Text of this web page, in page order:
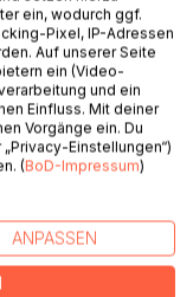
zu gelangen und
Nähe
ein, wodurch ggf.
Pixel, IP-Adressen
Auf unserer Seite
ein (Video-
und ein
Einfluss. Mit deiner
Vorgänge ein. Du
Einstellungen“)
(BoD-Impressum)
ANPASSEN